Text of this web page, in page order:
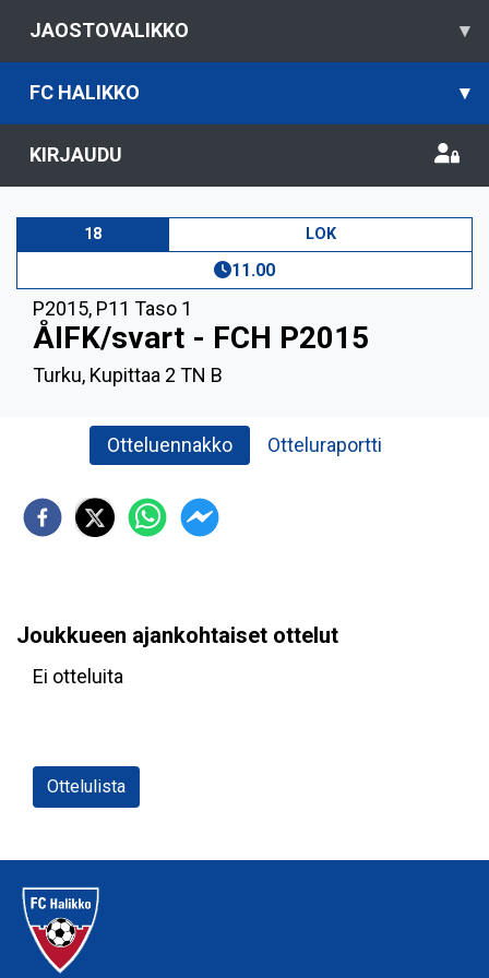
JAOSTOVALIKKO ▾
FC HALIKKO ▾
KIRJAUDU
18 LOK
11.00
P2015, P11 Taso 1
ÅIFK/svart - FCH P2015
Turku, Kupittaa 2 TN B
Otteluennakko Otteluraportti
Joukkueen ajankohtaiset ottelut
Ei otteluita
Ottelulista